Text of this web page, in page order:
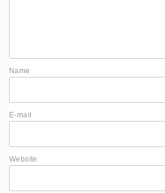
E-
Website